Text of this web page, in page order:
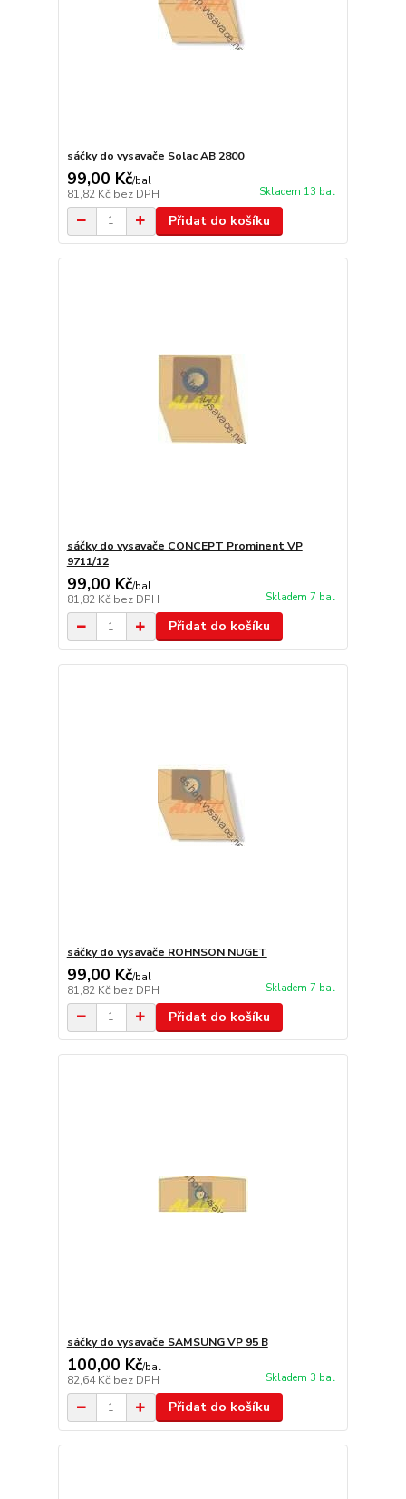
sáčky do vysavače Solac AB 2800
99,00 Kč/bal
81,82 Kč bez DPH Skladem 13 bal
Přidat do košíku
sáčky do vysavače CONCEPT Prominent VP
9711/12
99,00 Kč/bal
81,82 Kč bez DPH Skladem 7 bal
Přidat do košíku
sáčky do vysavače ROHNSON NUGET
99,00 Kč/bal
81,82 Kč bez DPH Skladem 7 bal
Přidat do košíku
sáčky do vysavače SAMSUNG VP 95 B
100,00 Kč/bal
82,64 Kč bez DPH Skladem 3 bal
Přidat do košíku